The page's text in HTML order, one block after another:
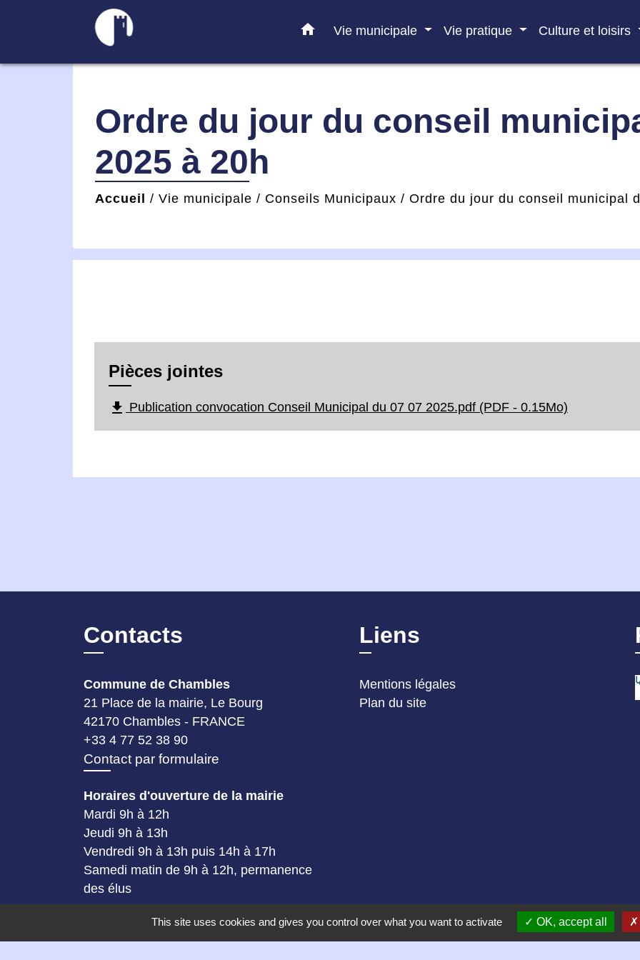
home Vie municipale Vie pratique Culture et loisirs
Ordre du jour du conseil
2025 à 20h
Accueil / Vie municipale / Conseils Municipaux / Ordre du jour du conseil municipal
Pièces jointes
file_download Publication convocation Conseil Municipal du 07 07 2025.pdf (PDF - 0.15Mo)
Contacts
Commune de Chambles
21 Place de la mairie, Le Bourg
42170 Chambles - FRANCE
+33 4 77 52 38 90
Contact par formulaire
Horaires d'ouverture de la mairie
Mardi 9h à 12h
Jeudi 9h à 13h
Vendredi 9h à 13h puis 14h à 17h
Samedi matin de 9h à 12h, permanence
des élus
Liens
Mentions légales
Plan du site
This site uses cookies and gives you control over what you want to activate OK, accept all